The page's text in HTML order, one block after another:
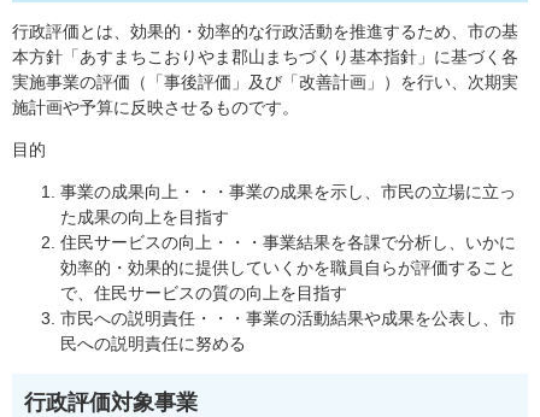
行政評価とは、効果的・効率的な行政活動を推進するため、市の基
本方針「あすまちこおりやま郡山まちづくり基本指針」に基づく各
実施事業の評価（「事後評価」及び「改善計画」）を行い、次期実
施計画や予算に反映させるものです。
目的
事業の成果向上・・・事業の成果を示し、市民の立場に立っ
た成果の向上を目指す
住民サービスの向上・・・事業結果を各課で分析し、いかに
効率的・効果的に提供していくかを職員自らが評価すること
で、住民サービスの質の向上を目指す
市民への説明責任・・・事業の活動結果や成果を公表し、市
民への説明責任に努める
行政評価対象事業